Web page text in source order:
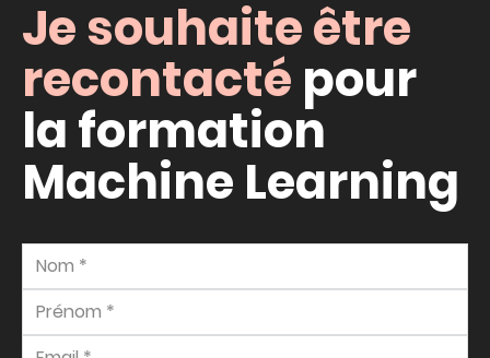
Je souhaite être
recontacté pour
la formation
Machine Learning